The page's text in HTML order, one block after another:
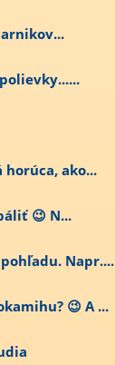
horúca, ako...
😉 N...
Napr....
😉 A ...